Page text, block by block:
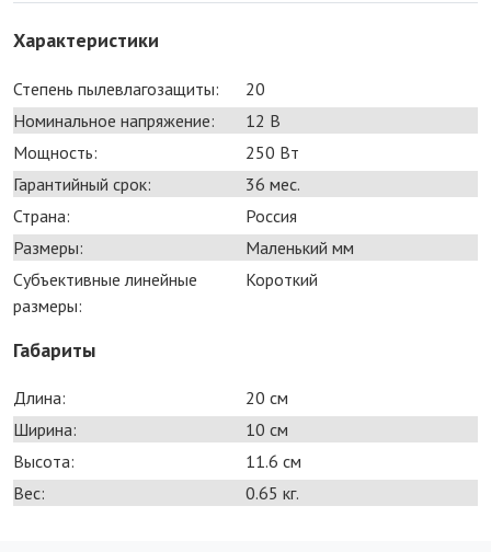
Характеристики
Степень пылевлагозащиты:
20
Номинальное напряжение:
12 В
Мощность:
250 Bт
Гарантийный срок:
36 мес.
Страна:
Россия
Размеры:
Маленький мм
Субъективные линейные
размеры:
Короткий
Габариты
Длина:
20 см
Ширина:
10 см
Высота:
11.6 см
Вес:
0.65 кг.